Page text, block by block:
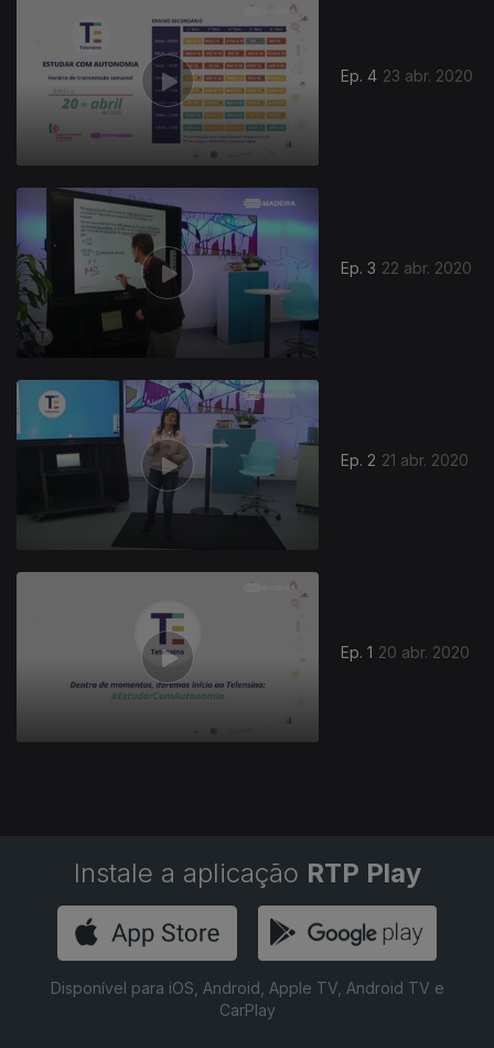
Ep. 4 23 abr. 2020
Ep. 3 22 abr. 2020
Ep. 2 21 abr. 2020
Ep. 1 20 abr. 2020
468013
Instale a aplicação RTP Play
Disponível para iOS, Android, Apple TV, Android TV e
CarPlay